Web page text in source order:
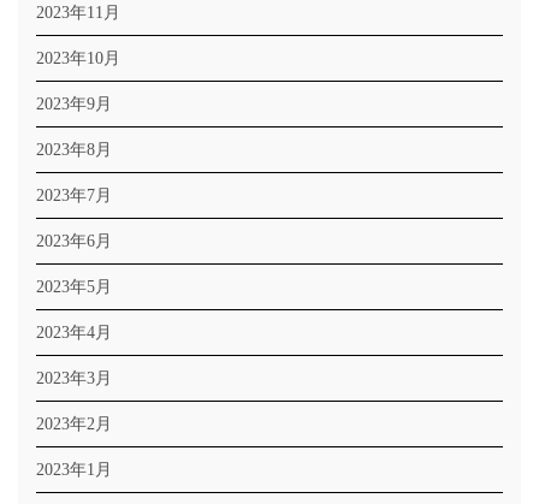
2023年11月
2023年10月
2023年9月
2023年8月
2023年7月
2023年6月
2023年5月
2023年4月
2023年3月
2023年2月
2023年1月